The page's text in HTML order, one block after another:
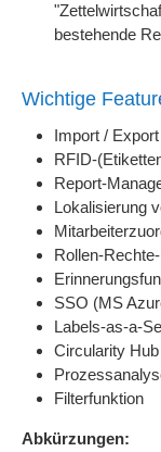
bestehende
Wichtige
Import /
RFID-
Report-
Lokalisierung
Rollen-
SSO (MS
Labels-as-a-
Circularity Hub
Filterfunktion
Abkürzungen: